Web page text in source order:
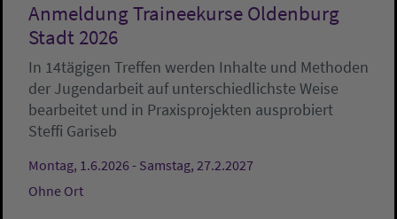
Anmeldung Traineekurse Oldenburg
Stadt 2026
In 14tägigen Treffen werden Inhalte und Methoden
der Jugendarbeit auf unterschiedlichste Weise
bearbeitet und in Praxisprojekten ausprobiert
Steffi Gariseb
Montag, 1.6.2026 - Samstag, 27.2.2027
Ohne Ort